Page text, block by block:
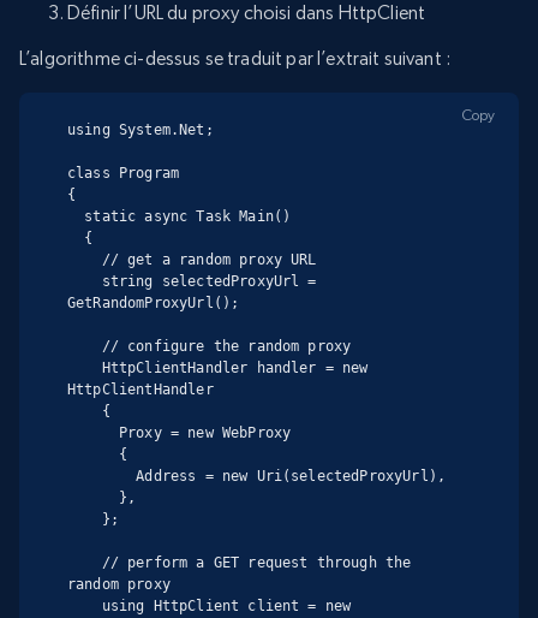
Définir l’URL du proxy choisi dans HttpClient
L’algorithme ci-dessus se traduit par l’extrait suivant :
using System.Net;
class Program
{
GetRandomProxyUrl();
HttpClientHandler
        Address = new Uri(selectedProxyUrl),
random proxy
Copy